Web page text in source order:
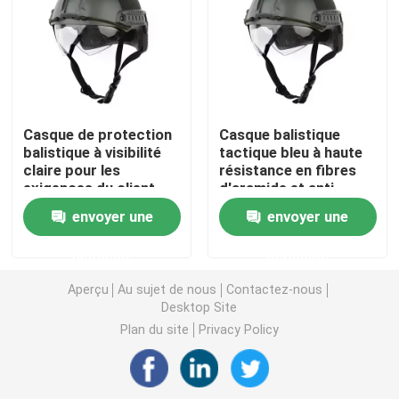
Casque ballistique tactique
Plats ballistiques militaires
Équipement à l'épreuve des balles
Sac à dos tactique militaire
Bottes tactiques de combat
Gilet tactique de combat
Casque de protection
balistique à visibilité
claire pour les
exigences du client
envoyer une
Casque balistique
tactique bleu à haute
résistance en fibres
d'aramide et anti-
éclaboussures pour
une protection de
premier ordre
envoyer une
Aperçu Au sujet de nous
Contactez-nous
Desktop Site
Plan du site
Privacy Policy